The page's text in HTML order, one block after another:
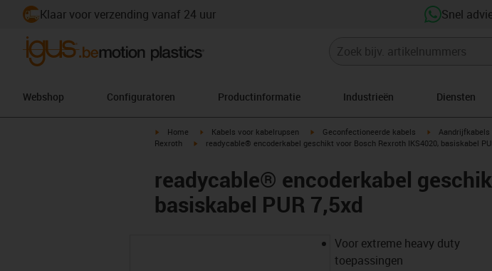
Klaar voor verzending vanaf 24 uur Snel
Webshop Configuratoren Productinformatie Industrieën Diensten
igus-icon-arrow-right
Home igus-icon-arrow-right
Kabels voor kabelrupsen igus-icon-arrow-right
Geconfectioneerde kabels igus-icon-arrow-
Rexroth
igus-icon-arrow-right
readycable® encoderkabel geschikt voor Bosch Rexroth IKS4020, basiskabel
readycable® encoderkabel
basiskabel PUR 7,5xd
Voor extreme heavy duty
toepassingen